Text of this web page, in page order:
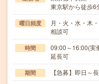
東京駅から徒歩6
曜日頻度
月・火・水・木
相談可
時間
09:00～16:00(
延長可
期間 【急募】即日～